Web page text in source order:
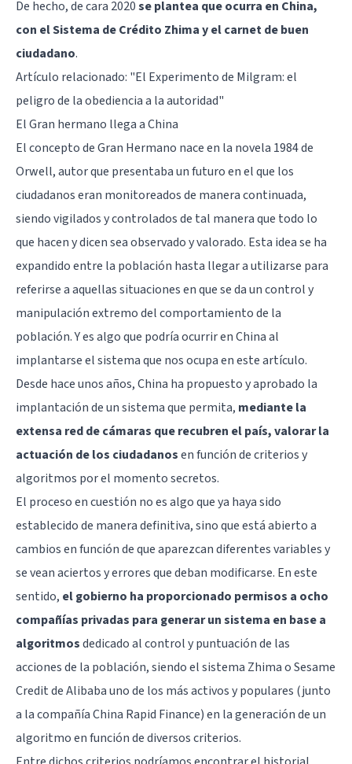
De hecho, de cara 2020se plantea que ocurra en China,
con el Sistema de Crédito Zhima y el carnet de buen
ciudadano.
Artículo relacionado: "El Experimento de Milgram: el
peligro de la obediencia a la autoridad"
El Gran hermano llega a China
El concepto de Gran Hermano nace en la novela 1984 de
Orwell, autor que presentaba un futuro en el que los
ciudadanos eran monitoreados de manera continuada,
siendo vigilados y controlados de tal manera que todo lo
que hacen y dicen sea observado y valorado. Esta idea se ha
expandido entre la población hasta llegar a utilizarse para
referirse a aquellas situaciones en que se da un control y
manipulación extremo del comportamiento de la
población. Y es algo que podría ocurrir en China al
implantarse el sistema que nos ocupa en este artículo.
Desde hace unos años, China ha propuesto y aprobado la
implantación de un sistema que permita, mediante la
extensa red de cámaras que recubren el país, valorar la
actuación de los ciudadanosen función de criterios y
algoritmos por el momento secretos.
El proceso en cuestión no es algo que ya haya sido
establecido de manera definitiva, sino que está abierto a
cambios en función de que aparezcan diferentes variables y
se vean aciertos y errores que deban modificarse. En este
sentido, el gobierno ha proporcionado permisos a ocho
compañías privadas para generar un sistema en base a
algoritmosdedicado al control y puntuación de las
acciones de la población, siendo el sistema Zhima o Sesame
Credit de Alibaba uno de los más activos y populares (junto
a la compañía China Rapid Finance) en la generación de un
algoritmo en función de diversos criterios.